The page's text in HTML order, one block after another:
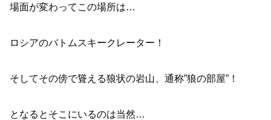
場面が変わってこの場所は…
ロシアのバトムスキークレーター！
そしてその傍で聳える狼状の岩山、通称”狼の部屋”！
となるとそこにいるのは当然…